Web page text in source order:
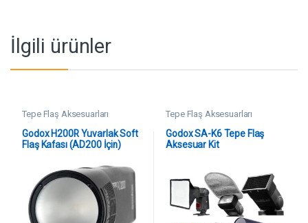
İlgili ürünler
Tepe Flaş Aksesuarları
Godox H200R Yuvarlak Soft
Flaş Kafası (AD200 İçin)
Tepe Flaş Aksesuarları
Godox SA-K6 Tepe Flaş
Aksesuar Kit